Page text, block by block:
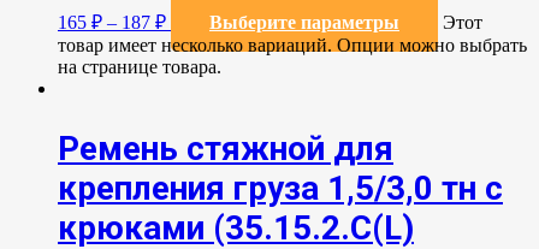
165 ₽ – 187 ₽ Выберите параметры
Этот
товар имеет несколько вариаций. Опции можно выбрать
на странице товара.
Ремень стяжной для
крепления груза 1,5/3,0 тн с
крюками (35.15.2.С(L)